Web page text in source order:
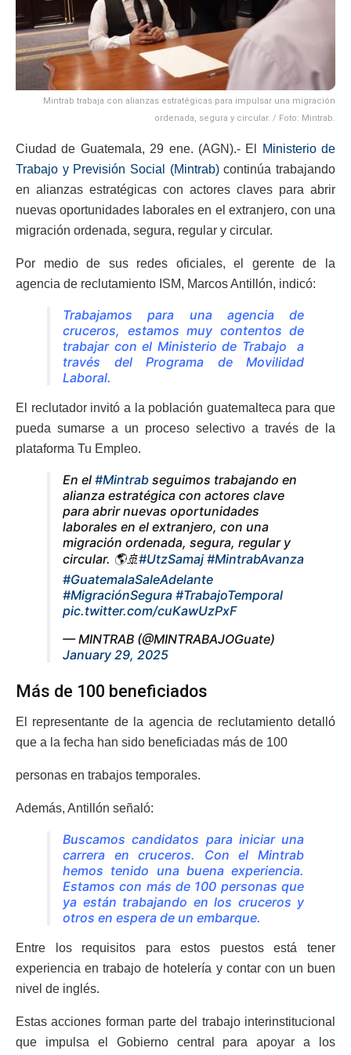
Mintrab trabaja con alianzas estratégicas para impulsar una migración
ordenada, segura y circular. / Foto: Mintrab.
Ciudad de Guatemala, 29 ene. (AGN).- El
Ministerio de
Trabajo y Previsión Social (Mintrab)continúa trabajando
en alianzas estratégicas con actores claves para abrir
nuevas oportunidades laborales en el extranjero, con una
migración ordenada, segura, regular y circular.
Por medio de sus redes oficiales, el gerente de la
agencia de reclutamiento ISM, Marcos Antillón, indicó:
Trabajamos para una agencia de
cruceros, estamos muy contentos de
trabajar con el Ministerio de Trabajo a
través del Programa de Movilidad
Laboral.
El reclutador invitó a la población guatemalteca para que
pueda sumarse a un proceso selectivo a través de la
plataforma Tu Empleo.
En el #Mintrab seguimos trabajando en
alianza estratégica con actores clave
para abrir nuevas oportunidades
laborales en el extranjero, con una
migración ordenada, segura, regular y
circular. 🌎🚢#UtzSamaj #MintrabAvanza
#GuatemalaSaleAdelante
#MigraciónSegura #TrabajoTemporal
pic.twitter.com/cuKawUzPxF
— MINTRAB (@MINTRABAJOGuate)
January 29, 2025
Más de 100 beneficiados
El representante de la agencia de reclutamiento detalló
que a la fecha han sido beneficiadas más de 100
personas en trabajos temporales.
Además, Antillón señaló:
Buscamos candidatos para iniciar una
carrera en cruceros. Con el Mintrab
hemos tenido una buena experiencia.
Estamos con más de 100 personas que
ya están trabajando en los cruceros y
otros en espera de un embarque.
Entre los requisitos para estos puestos está tener
experiencia en trabajo de hotelería y contar con un buen
nivel de inglés.
Estas acciones forman parte del trabajo interinstitucional
que impulsa el Gobierno central para apoyar a los